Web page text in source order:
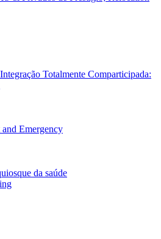
Totalmente Comparticipada:
Emergency
da saúde